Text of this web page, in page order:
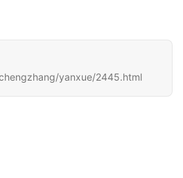
yanxue/2445.html